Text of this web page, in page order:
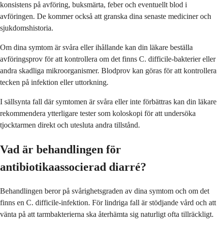
konsistens på avföring, buksmärta, feber och eventuellt blod i
avföringen. De kommer också att granska dina senaste mediciner och
sjukdomshistoria.
Om dina symtom är svåra eller ihållande kan din läkare beställa
avföringsprov för att kontrollera om det finns C. difficile-bakterier eller
andra skadliga mikroorganismer. Blodprov kan göras för att kontrollera
tecken på infektion eller uttorkning.
I sällsynta fall där symtomen är svåra eller inte förbättras kan din läkare
rekommendera ytterligare tester som koloskopi för att undersöka
tjocktarmen direkt och utesluta andra tillstånd.
Vad är behandlingen för
antibiotikaassocierad diarré?
Behandlingen beror på svårighetsgraden av dina symtom och om det
finns en C. difficile-infektion. För lindriga fall är stödjande vård och att
vänta på att tarmbakterierna ska återhämta sig naturligt ofta tillräckligt.